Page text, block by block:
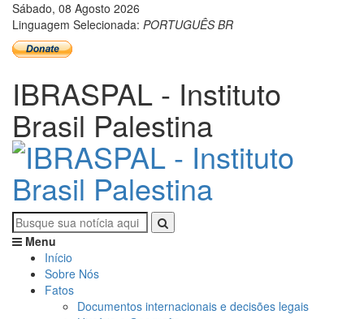
Sábado, 08 Agosto 2026
Linguagem Selecionada: PORTUGUÊS BR
IBRASPAL - Instituto
Brasil Palestina
Menu
Início
Sobre Nós
Fatos
Documentos internacionais e decisões legais